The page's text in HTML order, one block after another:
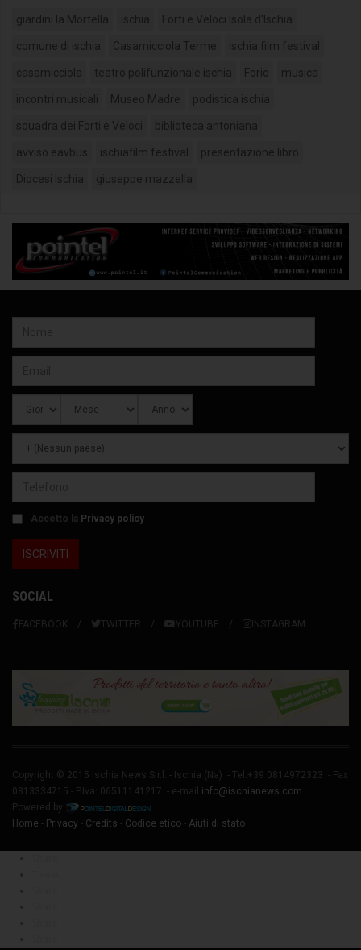
giardini la Mortella ischia Forti e Veloci Isola d'Ischia
comune di ischia Casamicciola Terme ischia film festival
casamicciola teatro polifunzionale ischia Forio musica
incontri musicali Museo Madre podistica ischia
squadra dei Forti e Veloci biblioteca antoniana
avviso eavbus ischiafilm festival presentazione libro
Diocesi Ischia giuseppe mazzella
Accetto la Privacy policy
SOCIAL
FACEBOOK TWITTER YOUTUBE INSTAGRAM
Copyright © 2015 Ischia News S.r.l. - Ischia (Na) - Tel.+39 0814972323 - Fax
0813334715 - P.Iva: 06511141217 - e-mail info@ischianews.com
Powered by
Home - Privacy - Credits - Codice etico - Aiuti di stato